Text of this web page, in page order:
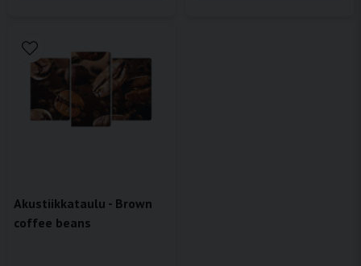
Akustiikkataulu - Brown
coffee beans